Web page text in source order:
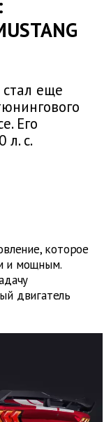
еще
Его
л. с.
которое
и мощным.
двигатель